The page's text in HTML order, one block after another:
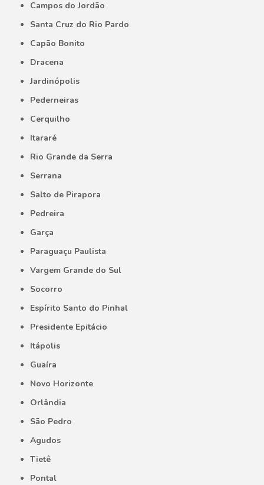
Campos do Jordão
Santa Cruz do Rio Pardo
Capão Bonito
Dracena
Jardinópolis
Pederneiras
Cerquilho
Itararé
Rio Grande da Serra
Serrana
Salto de Pirapora
Pedreira
Garça
Paraguaçu Paulista
Vargem Grande do Sul
Socorro
Espírito Santo do Pinhal
Presidente Epitácio
Itápolis
Guaíra
Novo Horizonte
Orlândia
São Pedro
Agudos
Tietê
Pontal